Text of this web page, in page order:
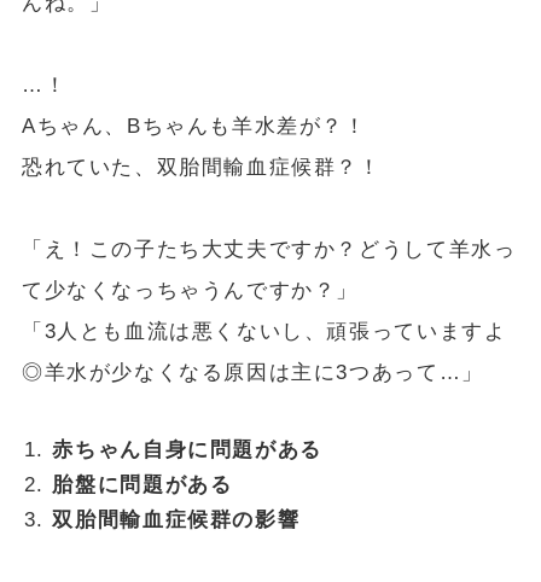
…！
Aちゃん、Bちゃんも羊水差が？！
恐れていた、双胎間輸血症候群？！
「え！この子たち大丈夫ですか？どうして羊水っ
て少なくなっちゃうんですか？」
「3人とも血流は悪くないし、頑張っていますよ
◎羊水が少なくなる原因は主に3つあって…」
赤ちゃん自身に問題がある
胎盤に問題がある
双胎間輸血症候群の影響